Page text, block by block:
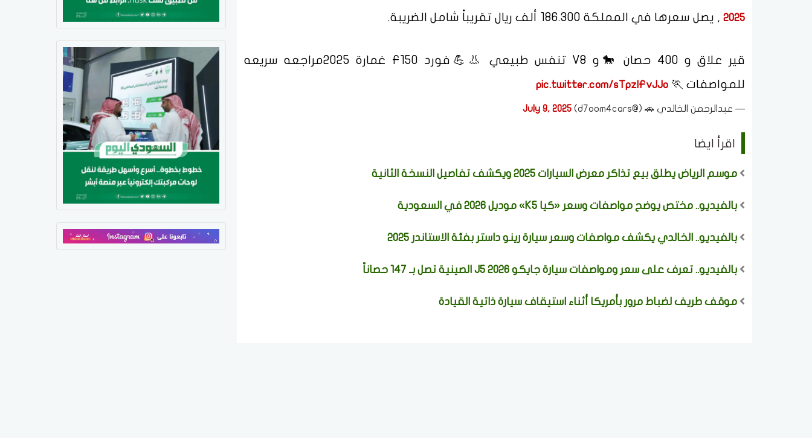
2025 , يصل سعرها في المملكة 186.300 ألف ريال تقريباً شامل الضريبة.
قير علاق و 400 حصان 🐎و V8 تنفس طبيعي 👃💪فورد F150 غمارة 2025مراجعه سريعه
للمواصفات 🏃 pic.twitter.com/sTpzIFvJJo
— عبدالرحمن الخالدي 🚗 (@d7oom4cars) July 9, 2025
اقرأ ايضا
موسم الرياض يطلق بيع تذاكر معرض السيارات 2025 ويكشف تفاصيل النسخة الثانية
بالفيديو.. مختص يوضح مواصفات وسعر «كيا K5» موديل 2026 في السعودية
بالفيديو.. الخالدي يكشف مواصفات وسعر سيارة رينو داستر بفئة الاستاندر 2025
بالفيديو.. تعرف على سعر ومواصفات سيارة جايكو J5 2026 الصينية تصل بـ 147 حصاناً
موقف طريف لضباط مرور بأمريكا أثناء استيقاف سيارة ذاتية القيادة